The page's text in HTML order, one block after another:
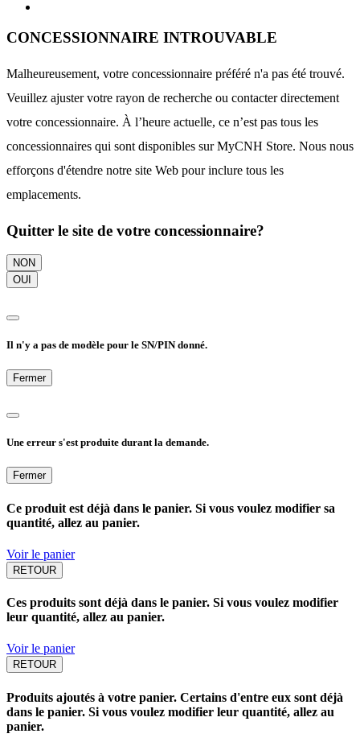
CONCESSIONNAIRE INTROUVABLE
Malheureusement, votre concessionnaire préféré n'a pas été trouvé.
Veuillez ajuster votre rayon de recherche ou contacter directement
votre concessionnaire. À l’heure actuelle, ce n’est pas tous les
concessionnaires qui sont disponibles sur MyCNH Store. Nous nous
efforçons d'étendre notre site Web pour inclure tous les
emplacements.
Quitter le site de votre concessionnaire?
NON
OUI
Il n'y a pas de modèle pour le SN/PIN donné.
Fermer
Une erreur s'est produite durant la demande.
Fermer
Ce produit est déjà dans le panier. Si vous voulez modifier sa
quantité, allez au panier.
Voir le panier
RETOUR
Ces produits sont déjà dans le panier. Si vous voulez modifier
leur quantité, allez au panier.
Voir le panier
RETOUR
Produits ajoutés à votre panier. Certains d'entre eux sont déjà
dans le panier. Si vous voulez modifier leur quantité, allez au
panier.